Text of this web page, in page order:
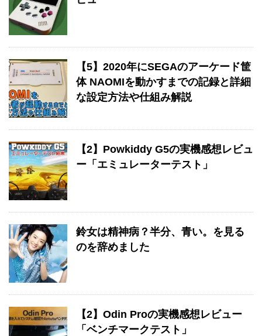
【5】2020年にSEGAのアーケード筐
体 NAOMIを動かすまでの記録と詳細
な設定方法や仕組み解説
【2】Powkiddy G5の実機感想レビュ
ー「エミュレーターテスト」
鈴女は精神病？半分、青い。を見る
のを辞めました
【2】Odin Proの実機感想レビュー
「ベンチマークテスト」